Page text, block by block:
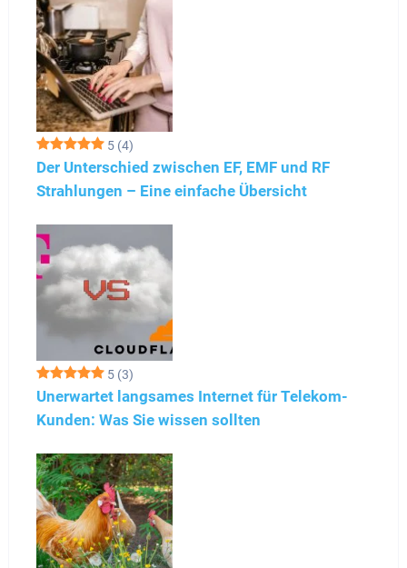
5 (4)
Der Unterschied zwischen EF, EMF und RF
Strahlungen – Eine einfache Übersicht
5 (3)
Unerwartet langsames Internet für Telekom-
Kunden: Was Sie wissen sollten